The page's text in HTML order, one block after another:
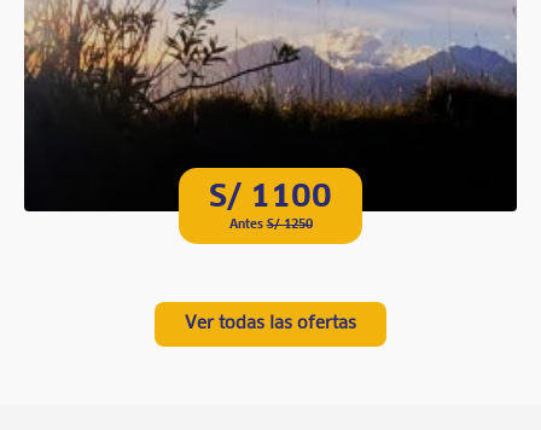
S/ 1100
AntesS/ 1250
Ver todas las ofertas